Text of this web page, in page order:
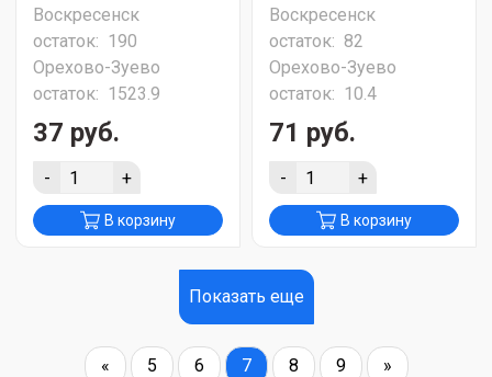
Воскресенск
остаток: 190
Орехово-Зуево
остаток: 1523.9
37 руб.
- +
В корзину
Воскресенск
остаток: 82
Орехово-Зуево
остаток: 10.4
71 руб.
- +
В корзину
Показать еще
« 5 6 7 8 9 »